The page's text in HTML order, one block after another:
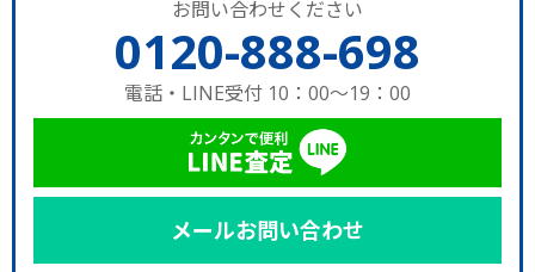
お問い合わせください
0120-888-698
電話・LINE受付 10：00～19：00
メールお問い合わせ